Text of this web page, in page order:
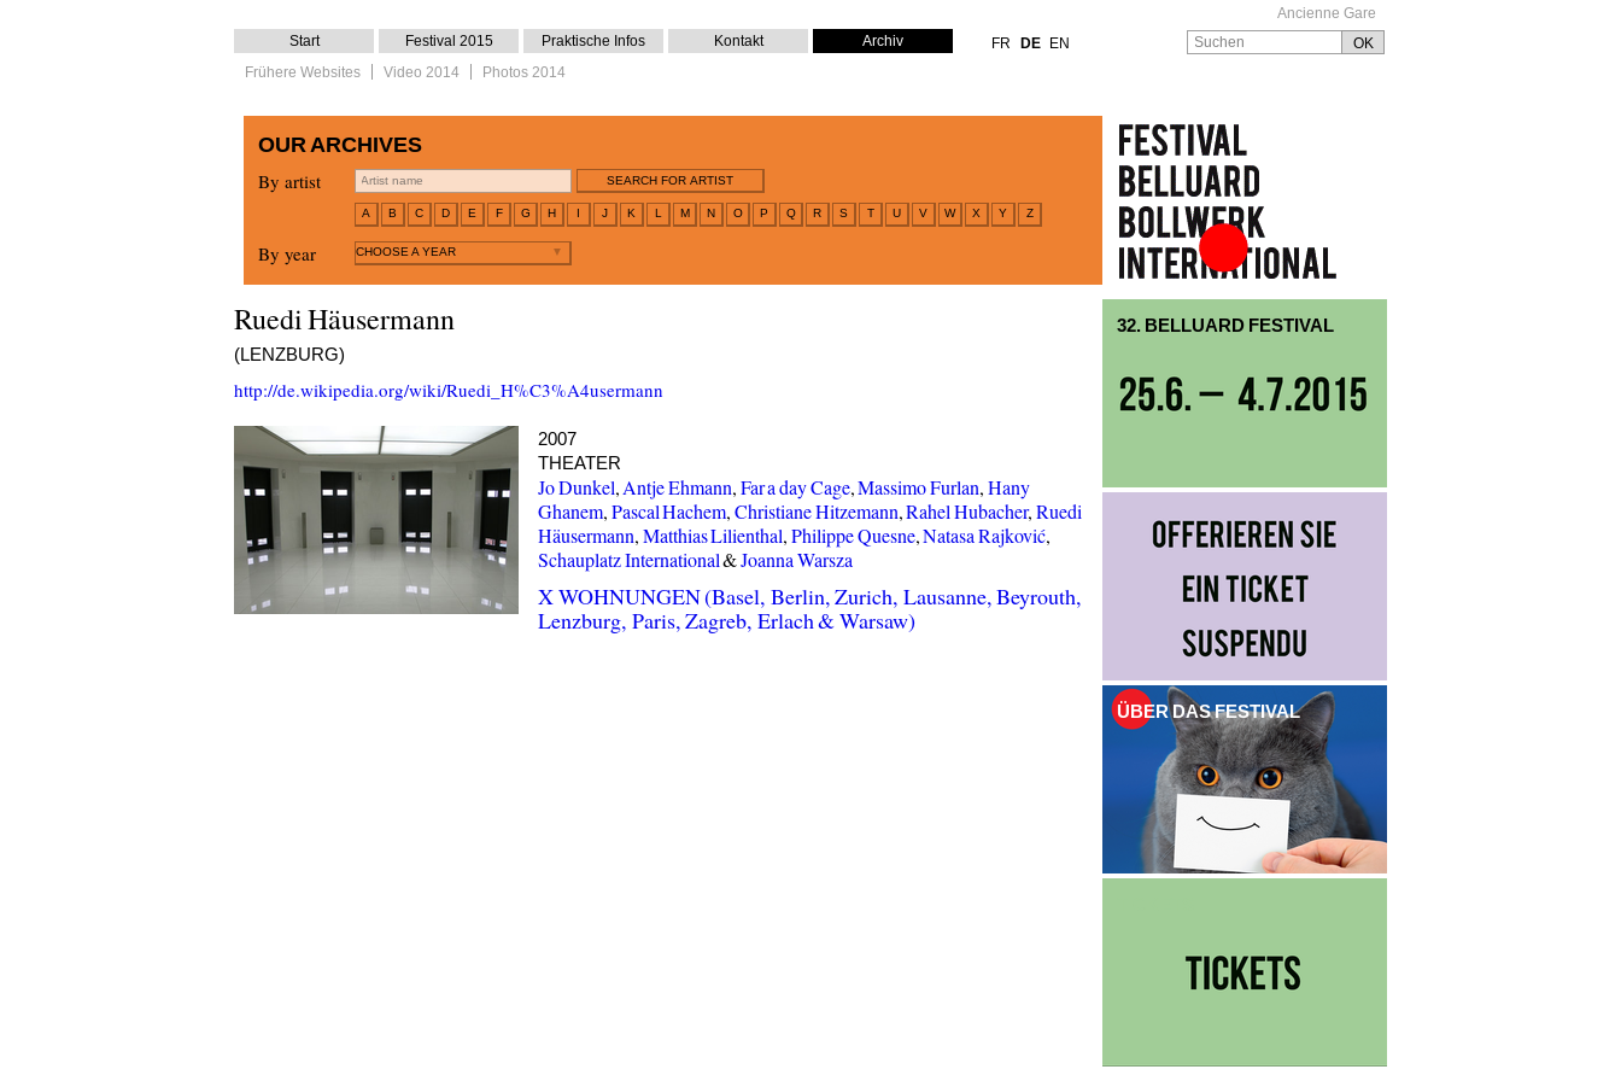
Festival Belluard
Bollwerk International
OUR ARCHIVES
By artist
A B C D E F G H I J K L M N O P Q R S T U V W X Y Z
By year CHOOSE A YEAR
Ruedi Häusermann
(LENZBURG)
http://de.wikipedia.org/wiki/Ruedi_H%C3%A4usermann
2007
THEATER
Jo Dunkel,Antje Ehmann,Far a day Cage,Massimo Furlan,Hany
Ghanem,Pascal Hachem,Christiane Hitzemann,Rahel Hubacher,Ruedi
Häusermann,Matthias Lilienthal,Philippe Quesne,Natasa Rajković,
Schauplatz International&Joanna Warsza
X WOHNUNGEN (Basel, Berlin, Zurich, Lausanne, Beyrouth,
Lenzburg, Paris, Zagreb, Erlach & Warsaw)
32. BELLUARD FESTIVAL
ÜBER DAS FESTIVAL
Start Festival 2015 Praktische Infos Kontakt
Archiv
Frühere Websites
Video 2014 Photos 2014
FR DE EN
Ancienne Gare